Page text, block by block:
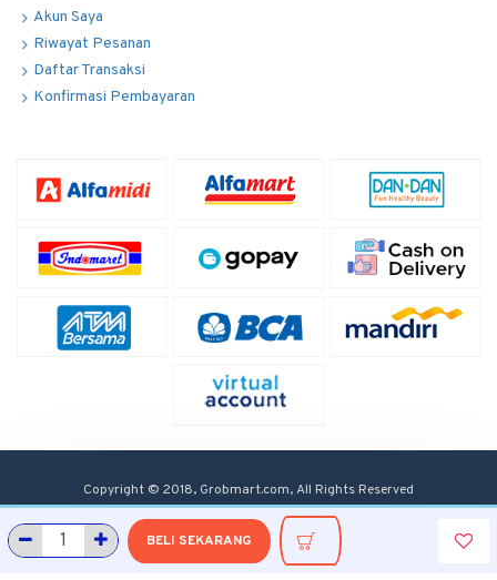
BELI SEKARANG
Akun Saya
Riwayat Pesanan
Daftar Transaksi
Konfirmasi Pembayaran
Copyright © 2018, Grobmart.com, All Rights Reserved